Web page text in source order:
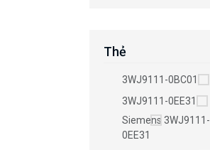
Thẻ
3WJ9111-0BC01
3WJ9111-0EE31
Siemens 3WJ9111-
0EE31